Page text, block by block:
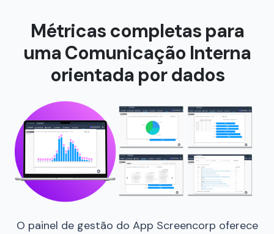
Métricas completas para
uma Comunicação Interna
orientada por dados
O painel de gestão do App Screencorp oferece